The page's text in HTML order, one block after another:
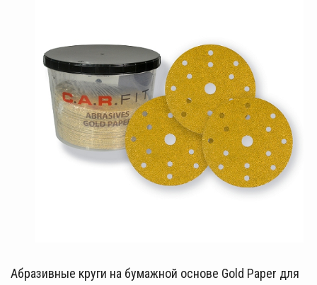
Абразивные круги на бумажной основе Gold Paper для